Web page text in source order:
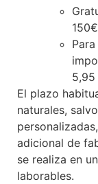
5,95
El plazo
naturales,
adicional de
se realiza en
laborables.